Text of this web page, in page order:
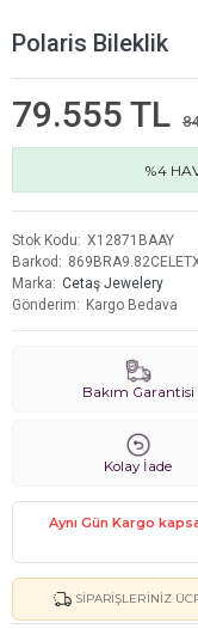
Polaris Bileklik
79.555 TL
%4
Stok Kodu
X12871BAAY
Barkod
Marka
Cetaş Jewelery
Gönderim
Kargo Bedava
Bakım Garantisi
Kolay İade
Aynı Gün Kargo
SIPARIŞLERINIZ